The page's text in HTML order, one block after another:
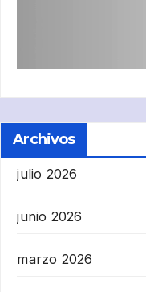
Archivos
julio 2026
junio 2026
marzo 2026